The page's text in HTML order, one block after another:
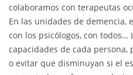
colaboramos con terapeutas
En las unidades de
con los psicólogos, con todos…
capacidades de cada
o evitar que disminuyan si el